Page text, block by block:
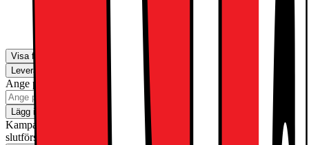
1590.-
Visa fler
Leverans
Ange postnummer för leveransinformation
Lägg i kundvagn
Kampanj! Gäller t.o.m. söndag 30 augusti med reservation för
slutförsäljning